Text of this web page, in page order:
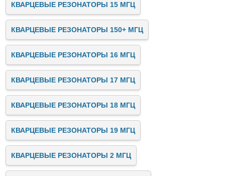
КВАРЦЕВЫЕ РЕЗОНАТОРЫ 15 МГЦ
КВАРЦЕВЫЕ РЕЗОНАТОРЫ 150+ МГЦ
КВАРЦЕВЫЕ РЕЗОНАТОРЫ 16 МГЦ
КВАРЦЕВЫЕ РЕЗОНАТОРЫ 17 МГЦ
КВАРЦЕВЫЕ РЕЗОНАТОРЫ 18 МГЦ
КВАРЦЕВЫЕ РЕЗОНАТОРЫ 19 МГЦ
КВАРЦЕВЫЕ РЕЗОНАТОРЫ 2 МГЦ